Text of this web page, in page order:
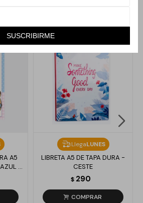
SUSCRIBIRME
pueden interesar
A5
Y
LlegaLUNES
LIBRETA A5 DE TAPA DURA -
CESTE
$ 290